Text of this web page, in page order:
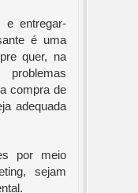
e entregar-
é uma
quer, na
compra de
adequada
por meio
sejam